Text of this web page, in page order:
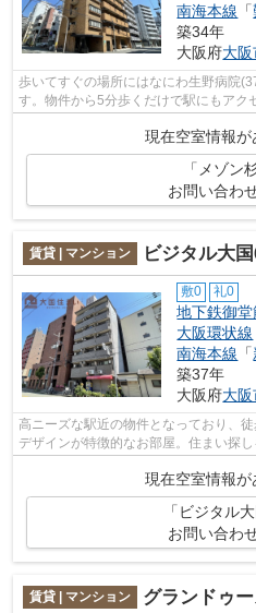
南海本線 「
築34年
大阪府大
歩いてすぐの場所にはなにわ生野病院
す。物件から5分歩くだけで駅にもアク
良し・外観良しのイチオシの物件。大阪
現在空室情報が
「メゾン
お問い合わ
賃貸 | マンション ビジタル大
敷0 礼0
地下鉄御堂
大阪環状線
南海本線 「
築37年
大阪府大
高ニーズな駅近の物件となっており、
デザインが特徴的なお部屋。住まい探
現在空室情報が
「ビジタル
お問い合わ
賃貸 | マンション グランドゥ